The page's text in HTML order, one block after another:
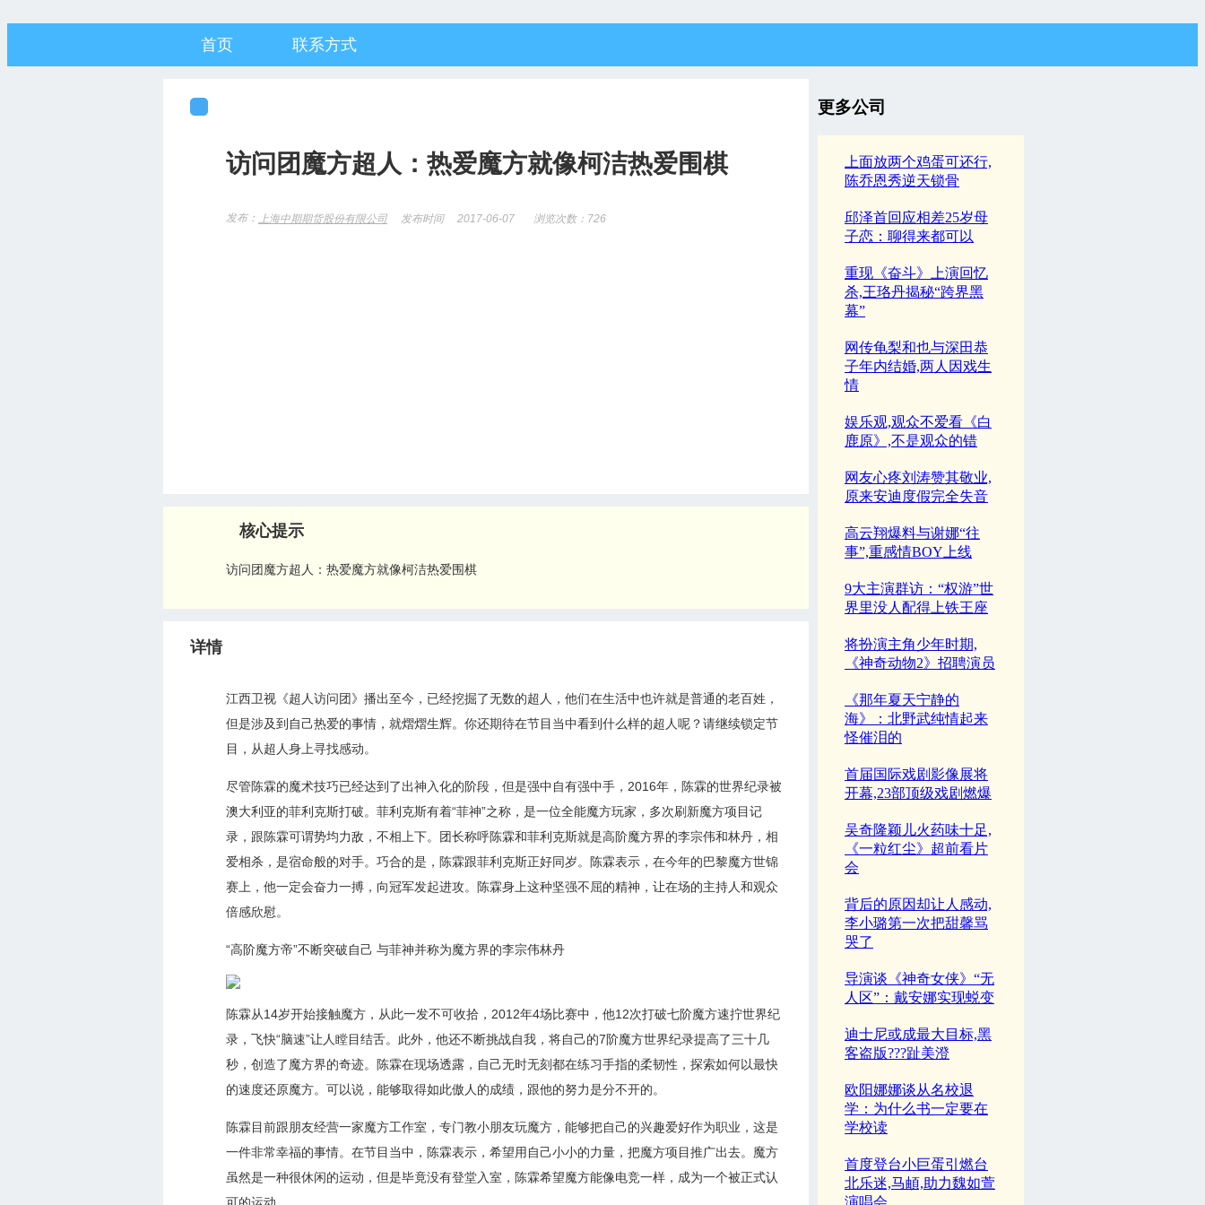
首页 联系方式
更多公司
上面放两个鸡蛋可还行,
陈乔恩秀逆天锁骨
邱泽首回应相差25岁母
子恋：聊得来都可以
重现《奋斗》上演回忆
杀,王珞丹揭秘“跨界黑
幕”
网传龟梨和也与深田恭
子年内结婚,两人因戏生
情
娱乐观,观众不爱看《白
鹿原》,不是观众的错
网友心疼刘涛赞其敬业,
原来安迪度假完全失音
高云翔爆料与谢娜“往
事”,重感情BOY上线
9大主演群访：“权游”世
界里没人配得上铁王座
将扮演主角少年时期,
《神奇动物2》招聘演员
《那年夏天宁静的
海》：北野武纯情起来
怪催泪的
首届国际戏剧影像展将
开幕,23部顶级戏剧燃爆
吴奇隆颖儿火药味十足,
《一粒红尘》超前看片
会
背后的原因却让人感动,
李小璐第一次把甜馨骂
哭了
导演谈《神奇女侠》“无
人区”：戴安娜实现蜕变
迪士尼或成最大目标,黑
客盗版???趾美澄
欧阳娜娜谈从名校退
学：为什么书一定要在
学校读
首度登台小巨蛋引燃台
北乐迷,马頔,助力魏如萱
访问团魔方超人：热爱魔方就像柯洁热爱围棋
发布： 上海中期期货股份有限公司 发布时间 2017-06-07 浏览次数： 726
核心提示
访问团魔方超人：热爱魔方就像柯洁热爱围棋
详情
江西卫视《超人访问团》播出至今，已经挖掘了无数的超人，他们在生活中也许就是普通的老百姓，
但是涉及到自己热爱的事情，就熠熠生辉。你还期待在节目当中看到什么样的超人呢？请继续锁定节
目，从超人身上寻找感动。
尽管陈霖的魔术技巧已经达到了出神入化的阶段，但是强中自有强中手，2016年，陈霖的世界纪录被
澳大利亚的菲利克斯打破。菲利克斯有着“菲神”之称，是一位全能魔方玩家，多次刷新魔方项目记
录，跟陈霖可谓势均力敌，不相上下。团长称呼陈霖和菲利克斯就是高阶魔方界的李宗伟和林丹，相
爱相杀，是宿命般的对手。巧合的是，陈霖跟菲利克斯正好同岁。陈霖表示，在今年的巴黎魔方世锦
赛上，他一定会奋力一搏，向冠军发起进攻。陈霖身上这种坚强不屈的精神，让在场的主持人和观众
倍感欣慰。
“高阶魔方帝”不断突破自己 与菲神并称为魔方界的李宗伟林丹
陈霖从14岁开始接触魔方，从此一发不可收拾，2012年4场比赛中，他12次打破七阶魔方速拧世界纪
录，飞快“脑速”让人瞠目结舌。此外，他还不断挑战自我，将自己的7阶魔方世界纪录提高了三十几
秒，创造了魔方界的奇迹。陈霖在现场透露，自己无时无刻都在练习手指的柔韧性，探索如何以最快
的速度还原魔方。可以说，能够取得如此傲人的成绩，跟他的努力是分不开的。
陈霖目前跟朋友经营一家魔方工作室，专门教小朋友玩魔方，能够把自己的兴趣爱好作为职业，这是
一件非常幸福的事情。在节目当中，陈霖表示，希望用自己小小的力量，把魔方项目推广出去。魔方
虽然是一种很休闲的运动，但是毕竟没有登堂入室，陈霖希望魔方能像电竞一样，成为一个被正式认